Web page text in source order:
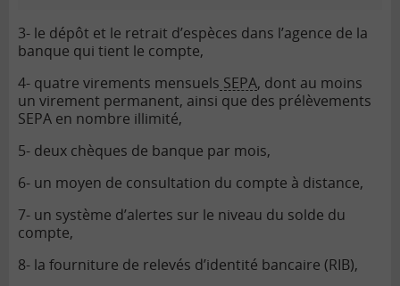
3- le dépôt et le retrait d’espèces dans l’agence de la
banque qui tient le compte,
4- quatre virements mensuels SEPA, dont au moins
un virement permanent, ainsi que des prélèvements
SEPA en nombre illimité,
5- deux chèques de banque par mois,
6- un moyen de consultation du compte à distance,
7- un système d’alertes sur le niveau du solde du
compte,
8- la fourniture de relevés d’identité bancaire (RIB),